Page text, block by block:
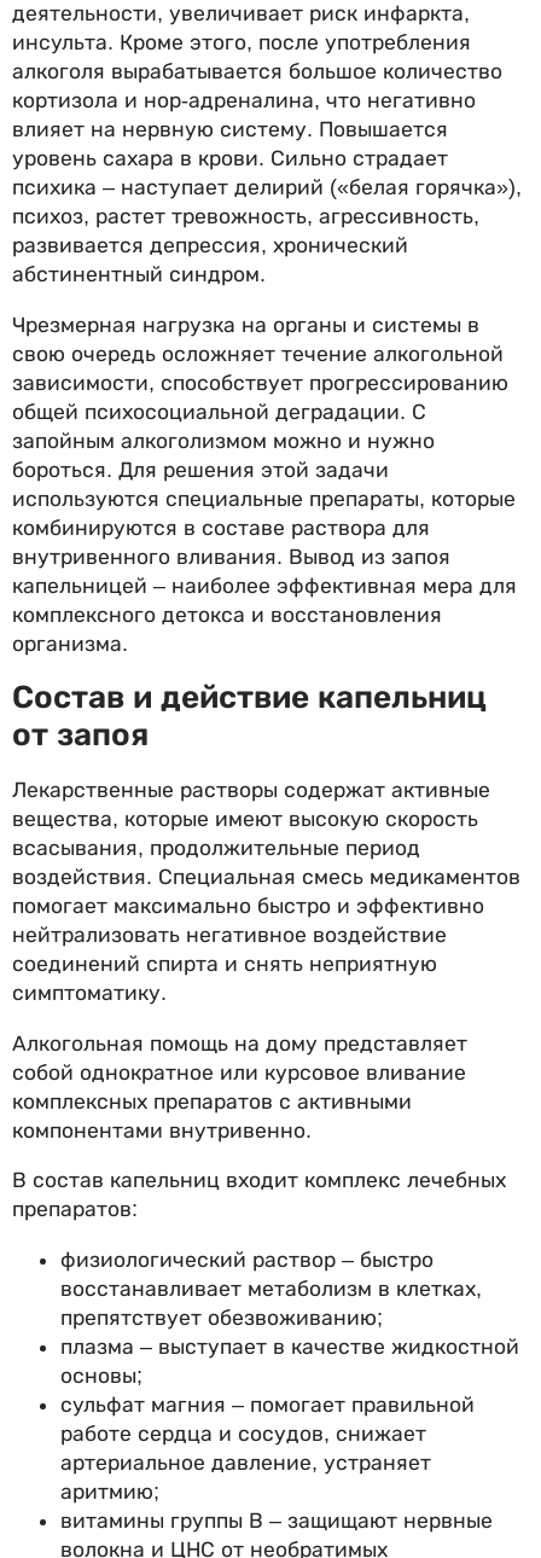
деятельности, увеличивает риск инфаркта,
инсульта. Кроме этого, после употребления
алкоголя вырабатывается большое количество
кортизола и нор-адреналина, что негативно
влияет на нервную систему. Повышается
уровень сахара в крови. Сильно страдает
психика – наступает делирий («белая горячка»),
психоз, растет тревожность, агрессивность,
развивается депрессия, хронический
абстинентный синдром.
Чрезмерная нагрузка на органы и системы в
свою очередь осложняет течение алкогольной
зависимости, способствует прогрессированию
общей психосоциальной деградации. С
запойным алкоголизмом можно и нужно
бороться. Для решения этой задачи
используются специальные препараты, которые
комбинируются в составе раствора для
внутривенного вливания. Вывод из запоя
капельницей – наиболее эффективная мера для
комплексного детокса и восстановления
организма.
Состав и действие капельниц
от запоя
Лекарственные растворы содержат активные
вещества, которые имеют высокую скорость
всасывания, продолжительные период
воздействия. Специальная смесь медикаментов
помогает максимально быстро и эффективно
нейтрализовать негативное воздействие
соединений спирта и снять неприятную
симптоматику.
Алкогольная помощь на дому представляет
собой однократное или курсовое вливание
комплексных препаратов с активными
компонентами внутривенно.
В состав капельниц входит комплекс лечебных
препаратов:
физиологический раствор – быстро
восстанавливает метаболизм в клетках,
препятствует обезвоживанию;
плазма – выступает в качестве жидкостной
основы;
сульфат магния – помогает правильной
работе сердца и сосудов, снижает
артериальное давление, устраняет
аритмию;
витамины группы В – защищают нервные
волокна и ЦНС от необратимых